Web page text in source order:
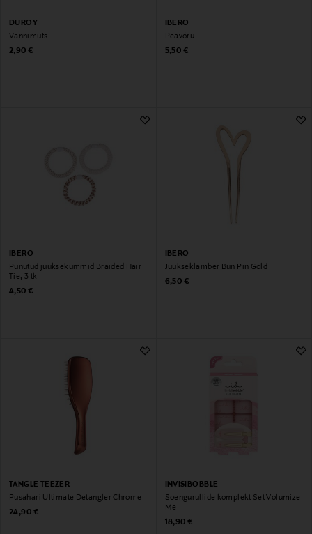
DUROY
Vannimüts
Original Price
2,90 €
IBERO
Peavõru
Original Price
5,50 €
IBERO
Punutud juuksekummid Braided Hair
Tie, 3 tk
Original Price
4,50 €
IBERO
Juukseklamber Bun Pin Gold
Original Price
6,50 €
TANGLE TEEZER
Pusahari Ultimate Detangler Chrome
Original Price
24,90 €
INVISIBOBBLE
Soengurullide komplekt Set Volumize
Me
Original Price
18,90 €